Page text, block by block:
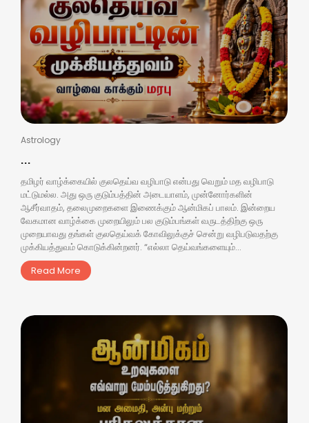
Astrology
...
தமிழர் வாழ்க்கையில் குலதெய்வ வழிபாடு என்பது வெறும் மத வழிபாடு
மட்டுமல்ல. அது ஒரு குடும்பத்தின் அடையாளம், முன்னோர்களின்
ஆசீர்வாதம், தலைமுறைகளை இணைக்கும் ஆன்மிகப் பாலம். இன்றைய
வேகமான வாழ்க்கை முறையிலும் பல குடும்பங்கள் வருடத்திற்கு ஒரு
முறையாவது தங்கள் குலதெய்வக் கோவிலுக்குச் சென்று வழிபடுவதற்கு
முக்கியத்துவம் கொடுக்கின்றனர். “எல்லா தெய்வங்களையும்...
Read More